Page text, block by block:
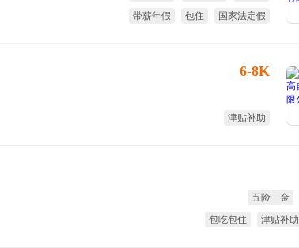
带薪年假
包住 国家法定假
6-8K
津贴补助
五险一金
包吃包住
津贴补助